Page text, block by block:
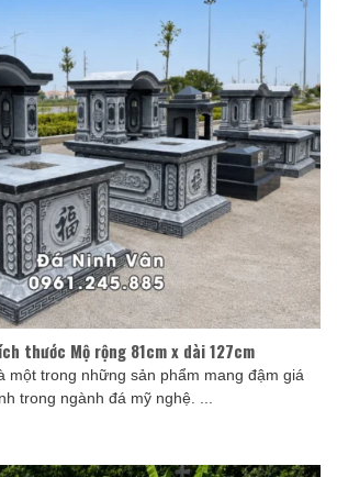
thước Mộ rộng 81cm x dài 127cm
một trong những sản phẩm mang đậm giá
trong ngành đá mỹ nghệ. ...